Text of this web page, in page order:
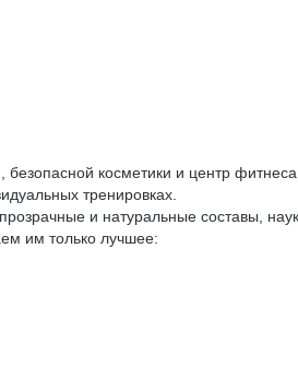
безопасной косметики и центр
тренировках.
и натуральные составы,
им только лучшее: